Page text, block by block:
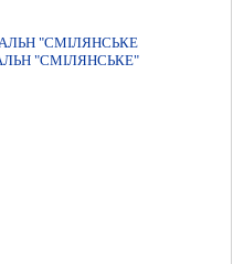
"СМІЛЯНСЬКЕ
"СМІЛЯНСЬКЕ"